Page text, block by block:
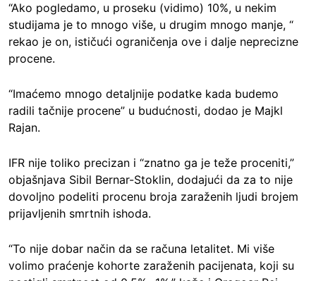
“Ako pogledamo, u proseku (vidimo) 10%, u nekim
studijama je to mnogo više, u drugim mnogo manje, “
rekao je on, ističući ograničenja ove i dalje neprecizne
procene.
“Imaćemo mnogo detaljnije podatke kada budemo
radili tačnije procene” u budućnosti, dodao je Majkl
Rajan.
IFR nije toliko precizan i “znatno ga je teže proceniti,”
objašnjava Sibil Bernar-Stoklin, dodajući da za to nije
dovoljno podeliti procenu broja zaraženih ljudi brojem
prijavljenih smrtnih ishoda.
“To nije dobar način da se računa letalitet. Mi više
volimo praćenje kohorte zaraženih pacijenata, koji su